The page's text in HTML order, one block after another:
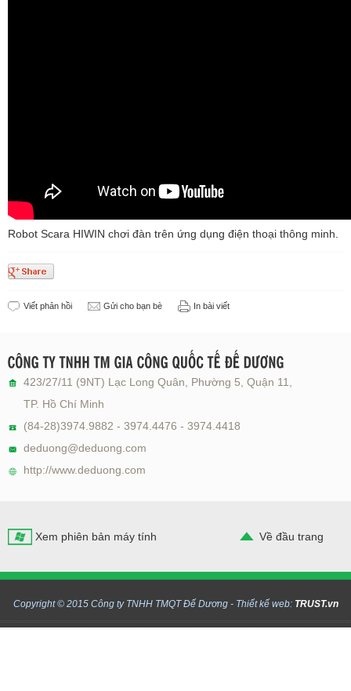
Robot Scara HIWIN chơi đàn trên ứng dụng điện thoại thông minh.
Viết phản hồi Gửi cho bạn bè In bài viết
423/27/11 (9NT) Lạc Long Quân, Phường 5, Quận 11,
TP. Hồ Chí Minh
(84-28)3974.9882 - 3974.4476 - 3974.4418
deduong@deduong.com
http://www.deduong.com
Xem phiên bản máy tính Về đầu trang
Copyright © 2015 Công ty TNHH TMQT Đế Dương - Thiết kế web: TRUST.vn